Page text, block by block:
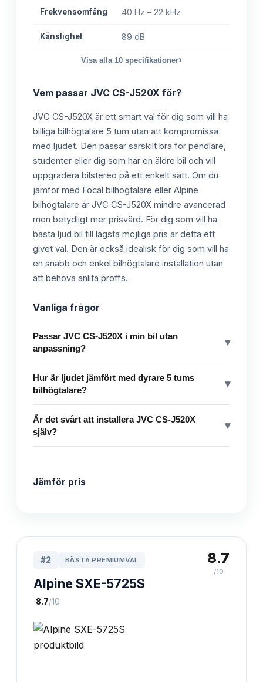
Frekvensomfång 40 Hz – 22 kHz
Känslighet 89 dB
Visa alla 10 specifikationer›
Vem passar JVC CS-J520X för?
JVC CS-J520X är ett smart val för dig som vill ha
billiga bilhögtalare 5 tum utan att kompromissa
med ljudet. Den passar särskilt bra för pendlare,
studenter eller dig som har en äldre bil och vill
uppgradera bilstereo på ett enkelt sätt. Om du
jämför med Focal bilhögtalare eller Alpine
bilhögtalare är JVC CS-J520X mindre avancerad
men betydligt mer prisvärd. För dig som vill ha
bästa ljud bil till lägsta möjliga pris är detta ett
givet val. Den är också idealisk för dig som vill ha
en snabb och enkel bilhögtalare installation utan
att behöva anlita proffs.
Vanliga frågor
Passar JVC CS-J520X i min bil utan
anpassning?
▾
Hur är ljudet jämfört med dyrare 5 tums
bilhögtalare?
▾
Är det svårt att installera JVC CS-J520X
själv?
▾
Jämför pris
#2 BÄSTA PREMIUMVAL
Alpine SXE-5725S
·8.7/10
8.7
/10